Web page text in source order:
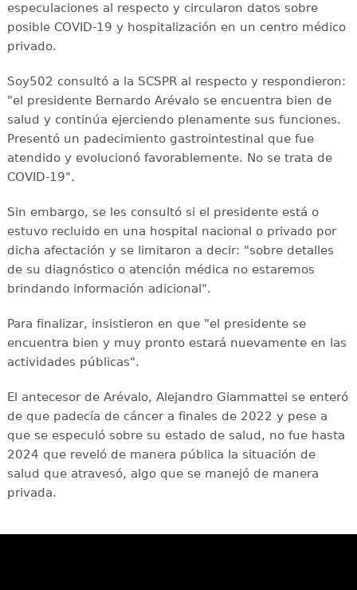
especulaciones al respecto y circularon datos sobre
posible COVID-19 y hospitalización en un centro médico
privado.
Soy502 consultó a la SCSPR al respecto y respondieron:
"el presidente Bernardo Arévalo se encuentra bien de
salud y continúa ejerciendo plenamente sus funciones.
Presentó un padecimiento gastrointestinal que fue
atendido y evolucionó favorablemente. No se trata de
COVID-19".
Sin embargo, se les consultó si el presidente está o
estuvo recluido en una hospital nacional o privado por
dicha afectación y se limitaron a decir: "sobre detalles
de su diagnóstico o atención médica no estaremos
brindando información adicional".
Para finalizar, insistieron en que "el presidente se
encuentra bien y muy pronto estará nuevamente en las
actividades públicas".
El antecesor de Arévalo, Alejandro Giammattei se enteró
de que padecía de cáncer a finales de 2022 y pese a
que se especuló sobre su estado de salud, no fue hasta
2024 que reveló de manera pública la situación de
salud que atravesó, algo que se manejó de manera
privada.